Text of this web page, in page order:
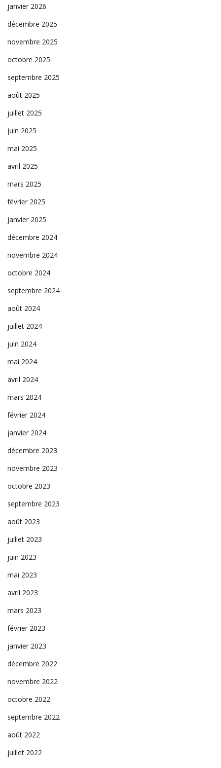
janvier 2026
décembre 2025
novembre 2025
octobre 2025
septembre 2025
août 2025
juillet 2025
juin 2025
mai 2025
avril 2025
mars 2025
février 2025
janvier 2025
décembre 2024
novembre 2024
octobre 2024
septembre 2024
août 2024
juillet 2024
juin 2024
mai 2024
avril 2024
mars 2024
février 2024
janvier 2024
décembre 2023
novembre 2023
octobre 2023
septembre 2023
août 2023
juillet 2023
juin 2023
mai 2023
avril 2023
mars 2023
février 2023
janvier 2023
décembre 2022
novembre 2022
octobre 2022
septembre 2022
août 2022
juillet 2022